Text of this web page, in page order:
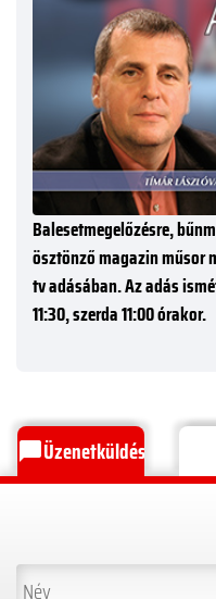
Balesetmegelőzésre,
ösztönző magazin műsor
tv adásában. Az adás
11:30, szerda 11:00 órakor.
chat_bubbleÜzenetküldés